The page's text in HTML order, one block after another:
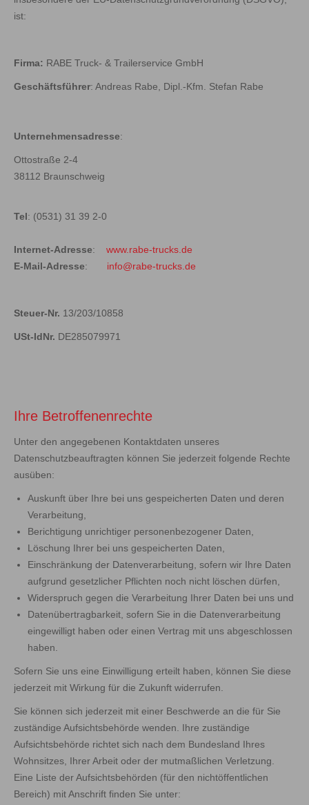
ist:
Firma: RABE Truck- & Trailerservice GmbH
Geschäftsführer: Andreas Rabe, Dipl.-Kfm. Stefan Rabe
Unternehmensadresse:
Ottostraße 2-4
38112 Braunschweig
Tel : (0531) 31 39 2-0
Internet-Adresse: www.rabe-trucks.de
E-Mail-Adresse: info@rabe-trucks.de
Steuer-Nr. 13/203/10858
USt-IdNr. DE285079971
Ihre Betroffenenrechte
Unter den angegebenen Kontaktdaten unseres
Datenschutzbeauftragten können Sie jederzeit folgende Rechte
ausüben:
Auskunft über Ihre bei uns gespeicherten Daten und deren
Verarbeitung,
Berichtigung unrichtiger personenbezogener Daten,
Löschung Ihrer bei uns gespeicherten Daten,
Einschränkung der Datenverarbeitung, sofern wir Ihre Daten
aufgrund gesetzlicher Pflichten noch nicht löschen dürfen,
Widerspruch gegen die Verarbeitung Ihrer Daten bei uns und
Datenübertragbarkeit, sofern Sie in die Datenverarbeitung
eingewilligt haben oder einen Vertrag mit uns abgeschlossen
haben.
Sofern Sie uns eine Einwilligung erteilt haben, können Sie diese
jederzeit mit Wirkung für die Zukunft widerrufen.
Sie können sich jederzeit mit einer Beschwerde an die für Sie
zuständige Aufsichtsbehörde wenden. Ihre zuständige
Aufsichtsbehörde richtet sich nach dem Bundesland Ihres
Wohnsitzes, Ihrer Arbeit oder der mutmaßlichen Verletzung.
Eine Liste der Aufsichtsbehörden (für den nichtöffentlichen
Bereich) mit Anschrift finden Sie unter: